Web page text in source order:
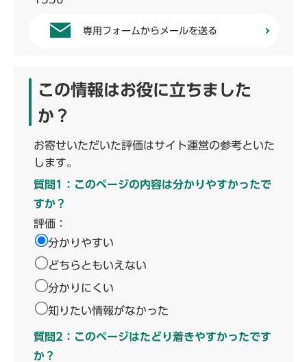
専用フォームからメールを送る
この情報はお役に立ちました
か？
お寄せいただいた評価はサイト運営の参考といた
します。
質問1：このページの内容は分かりやすかったで
すか？
評価：
分かりやすい
どちらともいえない
分かりにくい
知りたい情報がなかった
質問2：このページはたどり着きやすかったです
か？